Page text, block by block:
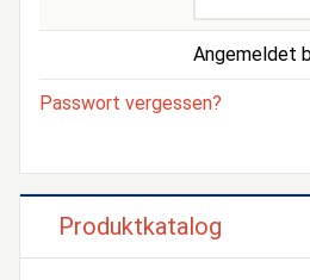
Angemeldet
Passwort vergessen?
Produktkatalog